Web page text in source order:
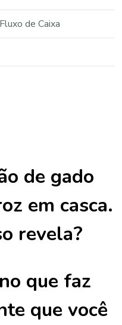
de Caixa
de gado
em casca.
revela?
que faz
que você